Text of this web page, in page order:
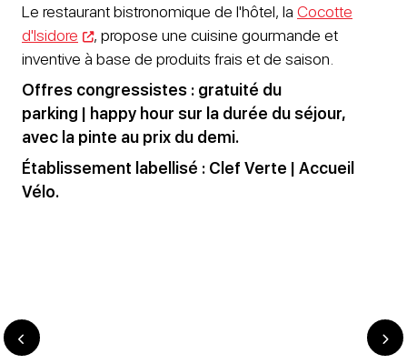
Le restaurant bistronomique de l'hôtel, la Cocotte
d'Isidore
, propose une cuisine gourmande et
inventive à base de produits frais et de saison.
Offres congressistes : gratuité du
parking | happy hour sur la durée du séjour,
avec la pinte au prix du demi.
Établissement labellisé : Clef Verte | Accueil
Vélo.